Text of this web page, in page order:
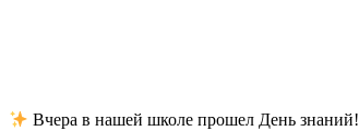
Вчера в нашей школе прошел День знаний!